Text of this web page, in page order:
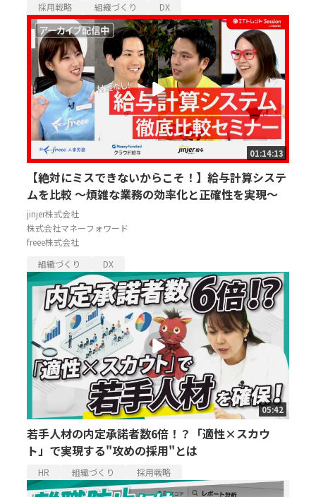
採用戦略 組織づくり DX
01:14:13
【絶対にミスできないからこそ！】給与計算システ
ムを比較 ～煩雑な業務の効率化と正確性を実現～
jinjer株式会社
株式会社マネーフォワード
freee株式会社
組織づくり
DX
05:42
若手人材の内定承諾者数6倍！？「適性×スカウ
ト」で実現する"攻めの採用"とは
HR 組織づくり 採用戦略